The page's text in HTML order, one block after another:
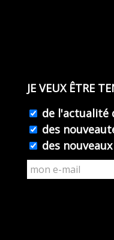
JE VEUX ÊTRE
de l'actualité
des
des